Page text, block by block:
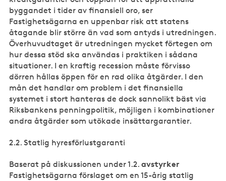
byggandet i tider av finansiell oro, ser
Fastighetsägarna en uppenbar risk att statens
åtagande blir större än vad som antyds i utredningen.
Överhuvudtaget är utredningen mycket förtegen om
hur dessa stöd ska användas i praktiken i sådana
situationer. I en kraftig recession måste förvisso
dörren hållas öppen för en rad olika åtgärder. I den
mån det handlar om problem i det finansiella
systemet i stort hanteras de dock sannolikt bäst via
Riksbankens penningpolitik, möjligen i kombinationer
andra åtgärder som utökade insättargarantier.
2.2. Statlig hyresförlustgaranti
Baserat på diskussionen under 1.2.avstyrker
Fastighetsägarna förslaget om en 15-årig statlig